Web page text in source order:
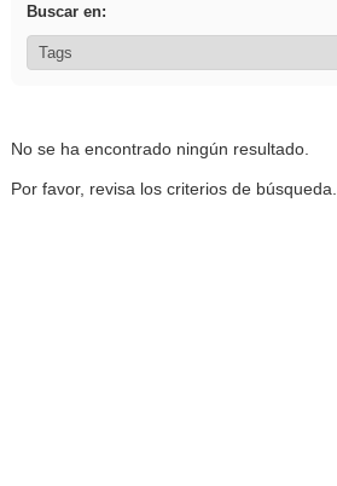
Buscar en:
No se ha encontrado ningún resultado.
Por favor, revisa los criterios de búsqueda.